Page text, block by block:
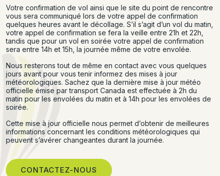
Votre confirmation de vol ainsi que le site du point de rencontre
vous sera communiqué lors de votre appel de confirmation
quelques heures avant le décollage. S’il s’agit d’un vol du matin,
votre appel de confirmation se fera la veille entre 21h et 22h,
tandis que pour un vol en soirée votre appel de confirmation
sera entre 14h et 15h, la journée même de votre envolée.
Nous resterons tout de même en contact avec vous quelques
jours avant pour vous tenir informez des mises à jour
météorologiques. Sachez que la dernière mise à jour météo
officielle émise par transport Canada est effectuée à 2h du
matin pour les envolées du matin et à 14h pour les envolées de
soirée.
Cette mise à jour officielle nous permet d’obtenir de meilleures
informations concernant les conditions météorologiques qui
peuvent s’avérer changeantes durant la journée.
CONTACTEZ-NOUS